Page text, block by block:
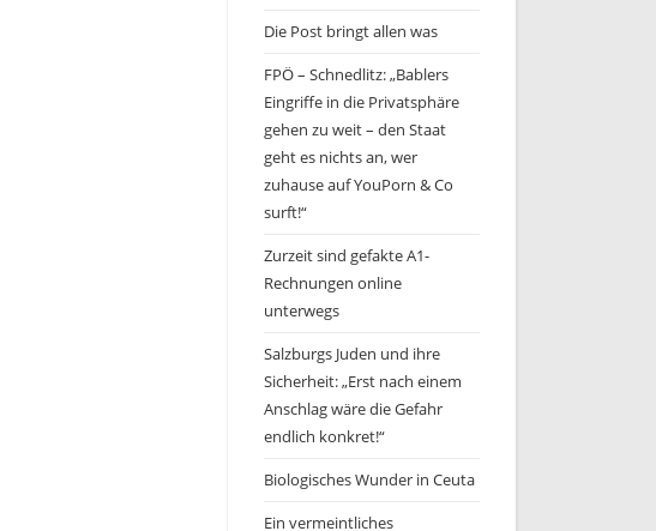
Die Post bringt allen was
FPÖ – Schnedlitz: „Bablers
Eingriffe in die Privatsphäre
gehen zu weit – den Staat
geht es nichts an, wer
zuhause auf YouPorn & Co
surft!“
Zurzeit sind gefakte A1-
Rechnungen online
unterwegs
Salzburgs Juden und ihre
Sicherheit: „Erst nach einem
Anschlag wäre die Gefahr
endlich konkret!“
Biologisches Wunder in Ceuta
Ein vermeintliches